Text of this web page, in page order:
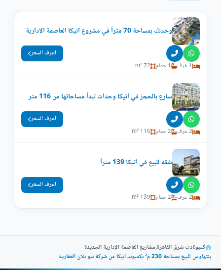
وحدتك بمساحة 70 متراً في مشروع اتيكا العاصمة الادارية
1 غرف 1 حمام 72 m²
اعرف السعر
سارع بالحجز في اتيكا وحدات تبدأ مساحاتها من 116 متر
2 غرف 2 حمام 116 m²
اعرف السعر
شقة للبيع في اتيكا 139 متراً
2 غرف 2 حمام 139 m²
اعرف السعر
كمبونادت شرق القاهرة,مشاريع العاصمة الإدارية الجديدة—
بنتهاوس للبيع بمساحة 230 م² بكمبوند اتيكا من شركة نيو بلان العقارية